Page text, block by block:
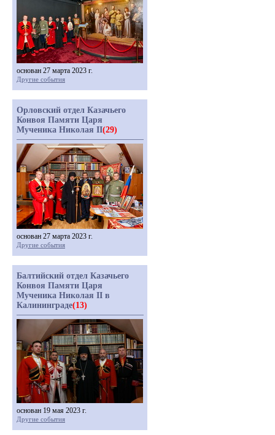
основан 27 марта 2023 г.
Другие события
Орловский отдел Казачьего
Конвоя Памяти Царя
Мученика Николая II(29)
основан 27 марта 2023 г.
Другие события
Балтийский отдел Казачьего
Конвоя Памяти Царя
Мученика Николая II в
Калининграде(13)
основан 19 мая 2023 г.
Другие события